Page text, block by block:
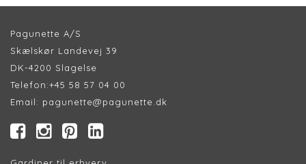
Pagunette A/S
Skælskør Landevej 39
DK-4200 Slagelse
Telefon:+45 58 57 04 00
Email: pagunette@pagunette.dk